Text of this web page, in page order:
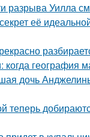
разрыва Уилла
её
когда
дочь
теперь